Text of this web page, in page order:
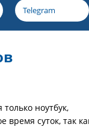
Telegram
ноутбук,
суток, так